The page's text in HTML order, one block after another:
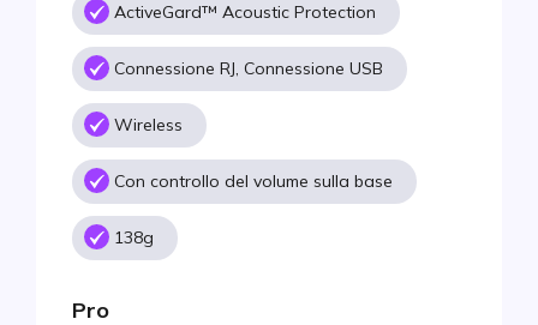
ActiveGard™ Acoustic Protection
Connessione RJ, Connessione USB
Wireless
Con controllo del volume sulla base
138g
Pro